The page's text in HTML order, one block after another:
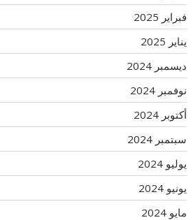
فبراير 2025
يناير 2025
ديسمبر 2024
نوفمبر 2024
أكتوبر 2024
سبتمبر 2024
يوليو 2024
يونيو 2024
مايو 2024